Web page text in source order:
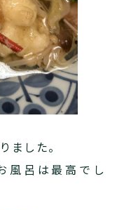
ました。
風呂は最高でし